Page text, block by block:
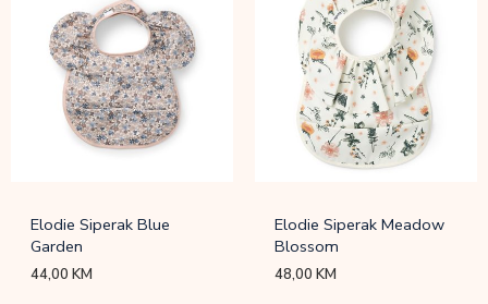
Elodie Siperak Blue
Garden
44,00KM
Elodie Siperak Meadow
Blossom
48,00KM